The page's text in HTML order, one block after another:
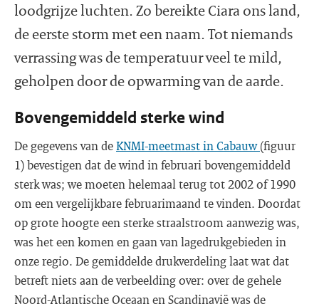
loodgrijze luchten. Zo bereikte Ciara ons land,
de eerste storm met een naam. Tot niemands
verrassing was de temperatuur veel te mild,
geholpen door de opwarming van de aarde.
Bovengemiddeld sterke wind
De gegevens van deKNMI-meetmast in Cabauw(figuur
1) bevestigen dat de wind in februari bovengemiddeld
sterk was; we moeten helemaal terug tot 2002 of 1990
om een vergelijkbare februarimaand te vinden. Doordat
op grote hoogte een sterke straalstroom aanwezig was,
was het een komen en gaan van lagedrukgebieden in
onze regio. De gemiddelde drukverdeling laat wat dat
betreft niets aan de verbeelding over: over de gehele
Noord-Atlantische Oceaan en Scandinavië was de